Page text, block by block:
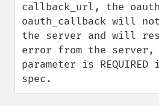
callback_url, the
oauth_callback will
the server and will
error from the
parameter is
spec.